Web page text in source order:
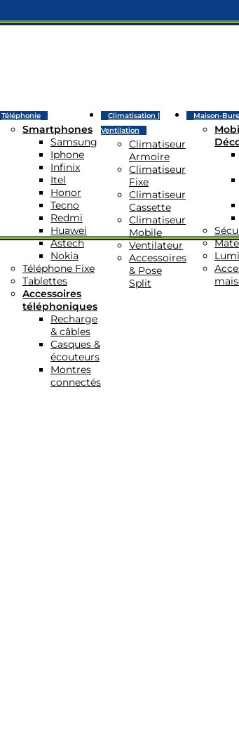
Téléphonie
Smartphones
Samsung
Iphone
Infinix
Itel
Honor
Tecno
Redmi
Huawei
Astech
Nokia
Téléphone Fixe
Tablettes
Accessoires
téléphoniques
Recharge
& câbles
Casques &
écouteurs
Montres
connectés
Climatisation |
Ventilation
Climatiseur
Armoire
Climatiseur
Fixe
Climatiseur
Cassette
Climatiseur
Mobile
Ventilateur
Accessoires
& Pose
Split
Maison-